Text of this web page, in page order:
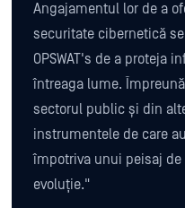
Angajamentul lor de a
securitate cibernetică
OPSWAT's de a proteja
întreaga lume.
sectorul public și din
instrumentele de care
împotriva unui peisaj
evoluție."